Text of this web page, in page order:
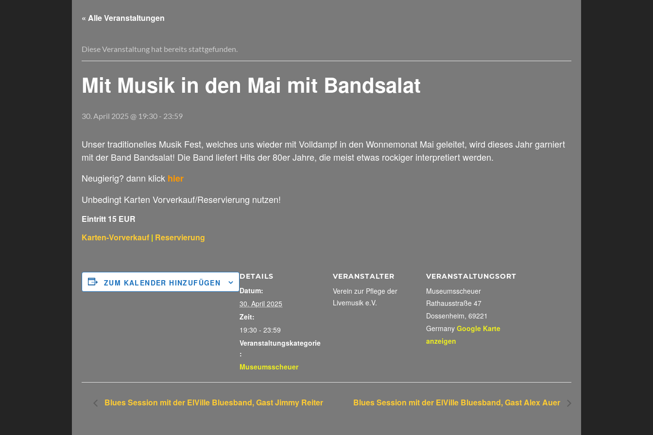
« Alle Veranstaltungen
Diese Veranstaltung hat bereits stattgefunden.
Mit Musik in den Mai mit Bandsalat
30. April 2025 @ 19:30 - 23:59
Unser traditionelles Musik Fest, welches uns wieder mit Volldampf in den Wonnemonat Mai geleitet, wird dieses Jahr garniert
mit der Band Bandsalat! Die Band liefert Hits der 80er Jahre, die meist etwas rockiger interpretiert werden.
Neugierig? dann klick hier
Unbedingt Karten Vorverkauf/Reservierung nutzen!
Eintritt 15 EUR
Karten-Vorverkauf | Reservierung
ZUM KALENDER HINZUFÜGEN
DETAILS
Datum:
30. April 2025
Zeit:
19:30 - 23:59
Veranstaltungskategorie
:
Museumsscheuer
VERANSTALTER
Verein zur Pflege der
Livemusik e.V.
VERANSTALTUNGSORT
Museumsscheuer
Rathausstraße 47
Dossenheim, 69221
Germany Google Karte
anzeigen
Blues Session mit der ElVille Bluesband, Gast Jimmy Reiter Blues Session mit der ElVille Bluesband, Gast Alex Auer